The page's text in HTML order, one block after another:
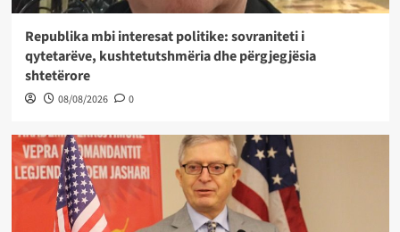
Republika mbi interesat politike: sovraniteti i
qytetarëve, kushtetutshmëria dhe përgjegjësia
shtetërore
08/08/2026 0